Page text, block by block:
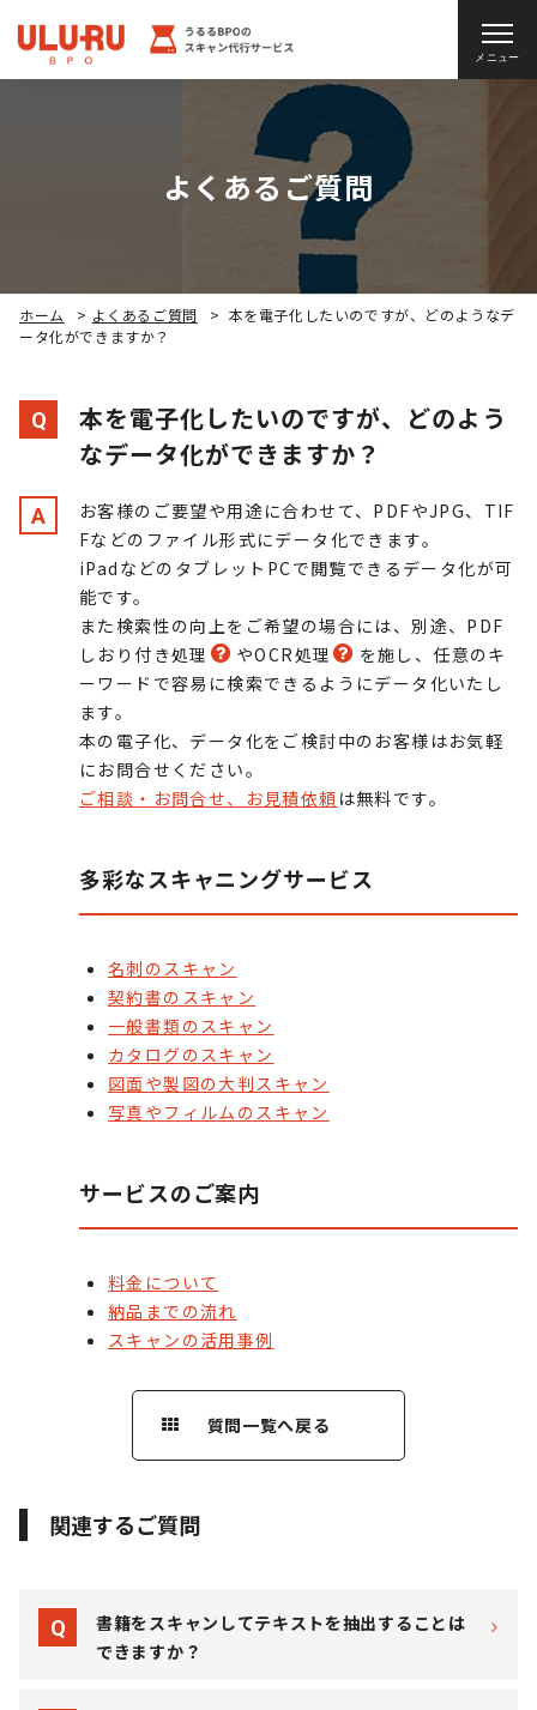
メニュー
よくあるご質問
ホーム > よくあるご質問 > 本を電子化したいのですが、どのようなデ
ータ化ができますか？
Q
本を電子化したいのですが、どのよう
なデータ化ができますか？
A
お客様のご要望や用途に合わせて、PDFやJPG、TIF
Fなどのファイル形式にデータ化できます。
iPadなどのタブレットPCで閲覧できるデータ化が可
能です。
また検索性の向上をご希望の場合には、別途、PDF
しおり付き処理
やOCR処理
を施し、任意のキ
ーワードで容易に検索できるようにデータ化いたし
ます。
本の電子化、データ化をご検討中のお客様はお気軽
にお問合せください。
ご相談・お問合せ、お見積依頼 は無料です。
多彩なスキャニングサービス
名刺のスキャン
契約書のスキャン
一般書類のスキャン
カタログのスキャン
図面や製図の大判スキャン
写真やフィルムのスキャン
サービスのご案内
料金について
納品までの流れ
スキャンの活用事例
質問一覧へ戻る
関連するご質問
Q
書籍をスキャンしてテキストを抽出することは
できますか？